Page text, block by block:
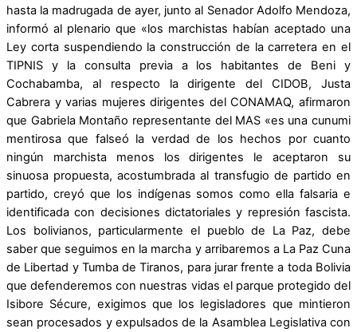
hasta la madrugada de ayer, junto al Senador Adolfo Mendoza,
informó al plenario que «los marchistas habían aceptado una
Ley corta suspendiendo la construcción de la carretera en el
TIPNIS y la consulta previa a los habitantes de Beni y
Cochabamba, al respecto la dirigente del CIDOB, Justa
Cabrera y varias mujeres dirigentes del CONAMAQ, afirmaron
que Gabriela Montaño representante del MAS «es una cunumi
mentirosa que falseó la verdad de los hechos por cuanto
ningún marchista menos los dirigentes le aceptaron su
sinuosa propuesta, acostumbrada al transfugio de partido en
partido, creyó que los indígenas somos como ella falsaria e
identificada con decisiones dictatoriales y represión fascista.
Los bolivianos, particularmente el pueblo de La Paz, debe
saber que seguimos en la marcha y arribaremos a La Paz Cuna
de Libertad y Tumba de Tiranos, para jurar frente a toda Bolivia
que defenderemos con nuestras vidas el parque protegido del
Isibore Sécure, exigimos que los legisladores que mintieron
sean procesados y expulsados de la Asamblea Legislativa con